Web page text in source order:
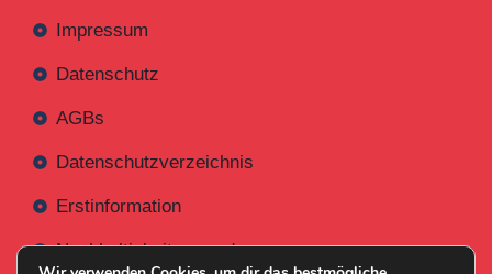
Impressum
Datenschutz
AGBs
Datenschutzverzeichnis
Erstinformation
Nachhaltigkeitsverordnung